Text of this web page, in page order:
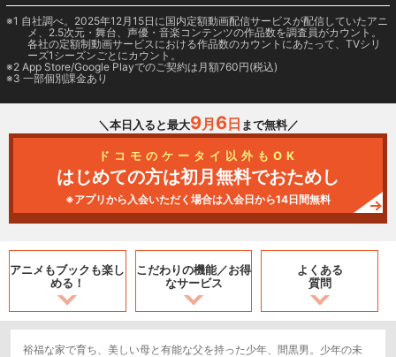
1 自社調べ。2025年12月15日に国内定額動画配信サービスが配信していたアニ
メ、2.5次元・舞台、声優・音楽コンテンツの作品数を調査員がカウント。
各社の定額制動画サービスにおける作品数のカウントにあたって、TVシリ
ーズ1シーズンごとにカウント。
2 App Store/Google Playでのご契約は月額760円(税込)
3 一部個別課金あり
＼本日入ると最大9月 6日 まで無料／
ドコモのケータイ以外もOK
はじめての方は初月無料でおためし
※アプリから入会いただく場合は入会日から14日間無料
アニメもブックも楽し
める！
こだわりの機能／お得
なサービス
よくある
質問
裕福な家で育ち、美しい母と有能な父を持った少年、間黒男。少年の未